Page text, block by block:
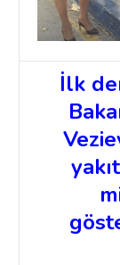
İlk